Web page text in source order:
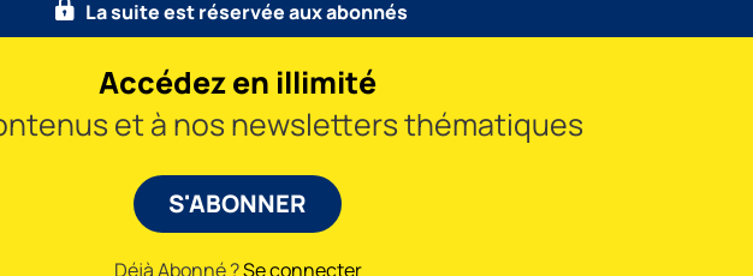
La suite est réservée aux abonnés
Accédez en illimité
et à nos newsletters thématiques
S'ABONNER
Déjà Abonné ?Se connecter